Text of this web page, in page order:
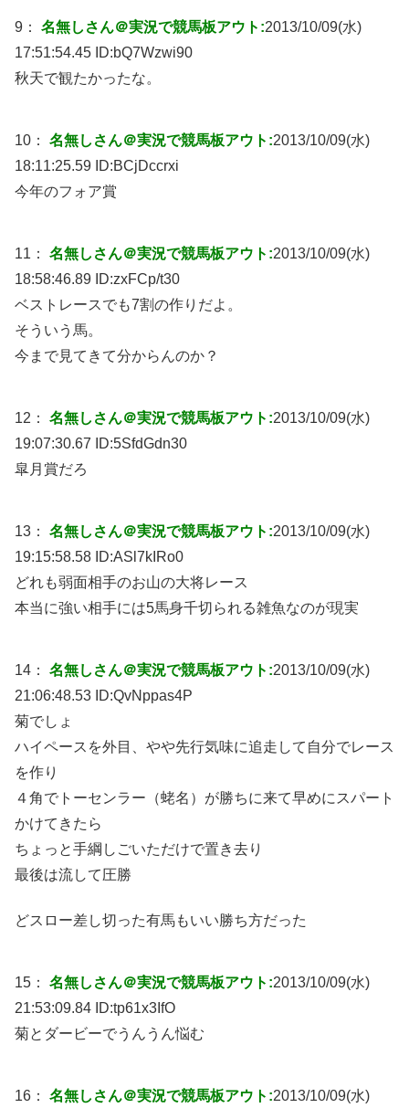
9： 名無しさん＠実況で競馬板アウト:2013/10/09(水)
17:51:54.45 ID:bQ7Wzwi90
秋天で観たかったな。
10： 名無しさん＠実況で競馬板アウト:2013/10/09(水)
18:11:25.59 ID:BCjDccrxi
今年のフォア賞
11： 名無しさん＠実況で競馬板アウト:2013/10/09(水)
18:58:46.89 ID:zxFCp/t30
ベストレースでも7割の作りだよ。
そういう馬。
今まで見てきて分からんのか？
12： 名無しさん＠実況で競馬板アウト:2013/10/09(水)
19:07:30.67 ID:5SfdGdn30
皐月賞だろ
13： 名無しさん＠実況で競馬板アウト:2013/10/09(水)
19:15:58.58 ID:ASl7kIRo0
どれも弱面相手のお山の大将レース
本当に強い相手には5馬身千切られる雑魚なのが現実
14： 名無しさん＠実況で競馬板アウト:2013/10/09(水)
21:06:48.53 ID:QvNppas4P
菊でしょ
ハイペースを外目、やや先行気味に追走して自分でレース
を作り
４角でトーセンラー（蛯名）が勝ちに来て早めにスパート
かけてきたら
ちょっと手綱しごいただけで置き去り
最後は流して圧勝
どスロー差し切った有馬もいい勝ち方だった
15： 名無しさん＠実況で競馬板アウト:2013/10/09(水)
21:53:09.84 ID:tp61x3IfO
菊とダービーでうんうん悩む
16： 名無しさん＠実況で競馬板アウト:2013/10/09(水)